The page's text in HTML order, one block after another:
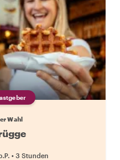
Wahl
• 3 Stunden